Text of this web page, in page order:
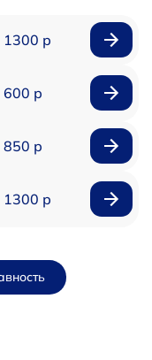
1300 р
600 р
850 р
1300 р